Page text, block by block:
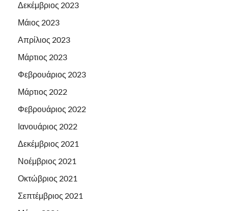
Δεκέμβριος 2023
Μάιος 2023
Απρίλιος 2023
Μάρτιος 2023
Φεβρουάριος 2023
Μάρτιος 2022
Φεβρουάριος 2022
Ιανουάριος 2022
Δεκέμβριος 2021
Νοέμβριος 2021
Οκτώβριος 2021
Σεπτέμβριος 2021